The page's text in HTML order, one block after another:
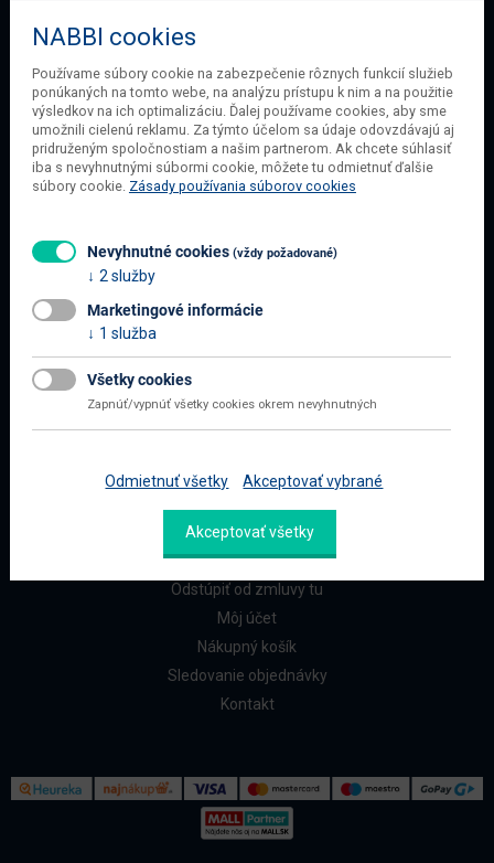
O SPOLOČNOSTI
O našej spoločnosti
Obchodné podmienky
Ochrana osobných údajov
Blog
Všetko o nákupe
Najčastejšie otázky
Doprava a platba
ZÁKAZNÍCI
Reklamačný formulár
Odstúpiť od zmluvy tu
Môj účet
Nákupný košík
Sledovanie objednávky
Kontakt
NABBI cookies
Používame súbory cookie na zabezpečenie rôznych funkcií služieb
ponúkaných na tomto webe, na analýzu prístupu k nim a na použitie
výsledkov na ich optimalizáciu. Ďalej používame cookies, aby sme
umožnili cielenú reklamu. Za týmto účelom sa údaje odovzdávajú aj
pridruženým spoločnostiam a našim partnerom. Ak chcete súhlasiť
iba s nevyhnutnými súbormi cookie, môžete tu odmietnuť ďalšie
súbory cookie. Zásady používania súborov cookies
Nevyhnutné cookies (vždy požadované)
2 služby
Marketingové informácie
1 služba
Všetky cookies
Zapnúť/vypnúť všetky cookies okrem nevyhnutných
Odmietnuť všetky Akceptovať vybrané
Akceptovať všetky